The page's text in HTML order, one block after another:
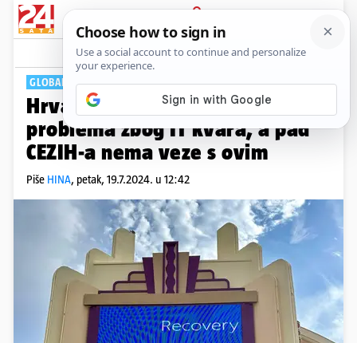
PRIJAVA
Tech Komentari
GLOBALNI IT KAOS
Hrvatski operatori zasad bez
problema zbog IT kvara, a pad
CEZIH-a nema veze s ovim
Piše HINA, petak, 19.7.2024. u 12:42